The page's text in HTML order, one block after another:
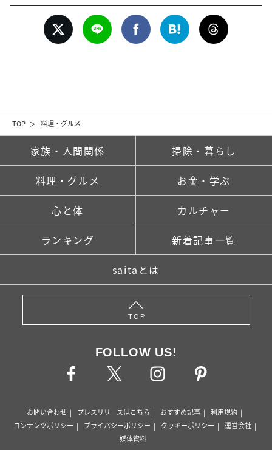
TOP 料理・グルメ
家族・人間関係 掃除・暮らし
料理・グルメ お金・学ぶ
心と体 カルチャー
ランキング 新着記事一覧
saitaとは
TOP
FOLLOW US!
お問い合わせ プレスリリースはこちら おすすめ記事
利用規約
コンテンツポリシー
プライバシーポリシー クッキーポリシー
運営会社
媒体資料